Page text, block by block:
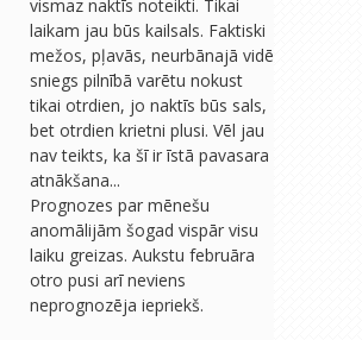
vismaz naktīs noteikti. Tikai
laikam jau būs kailsals. Faktiski
mežos, pļavās, neurbānajā vidē
sniegs pilnībā varētu nokust
tikai otrdien, jo naktīs būs sals,
bet otrdien krietni plusi. Vēl jau
nav teikts, ka šī ir īstā pavasara
atnākšana...
Prognozes par mēnešu
anomālijām šogad vispār visu
laiku greizas. Aukstu februāra
otro pusi arī neviens
neprognozēja iepriekš.